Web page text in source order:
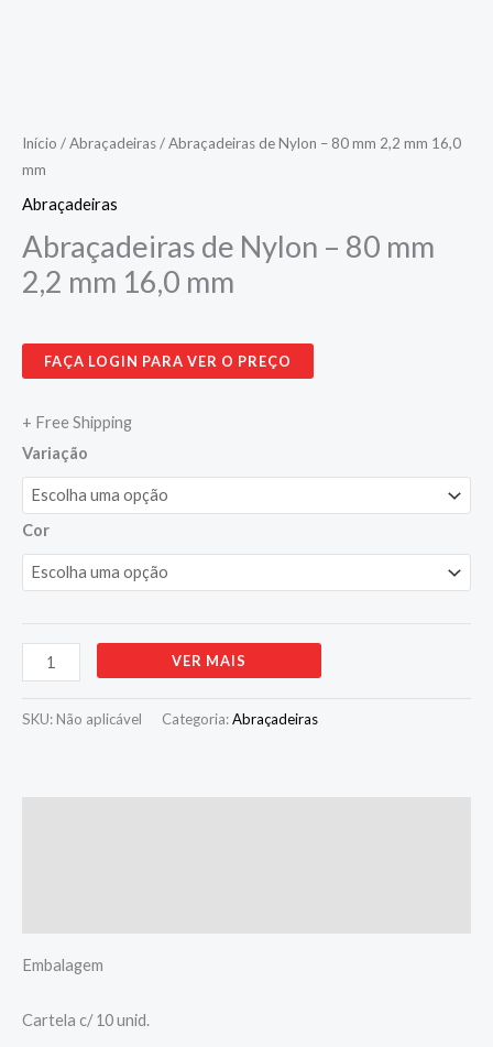
Início /Abraçadeiras/ Abraçadeiras de Nylon – 80 mm 2,2 mm 16,0
mm
Abraçadeiras
Abraçadeiras de Nylon – 80 mm
2,2 mm 16,0 mm
FAÇA LOGIN PARA VER O PREÇO
+ Free Shipping
Variação
Cor
VER MAIS
SKU: Não aplicável Categoria:Abraçadeiras
Embalagem
Cartela c/ 10 unid.